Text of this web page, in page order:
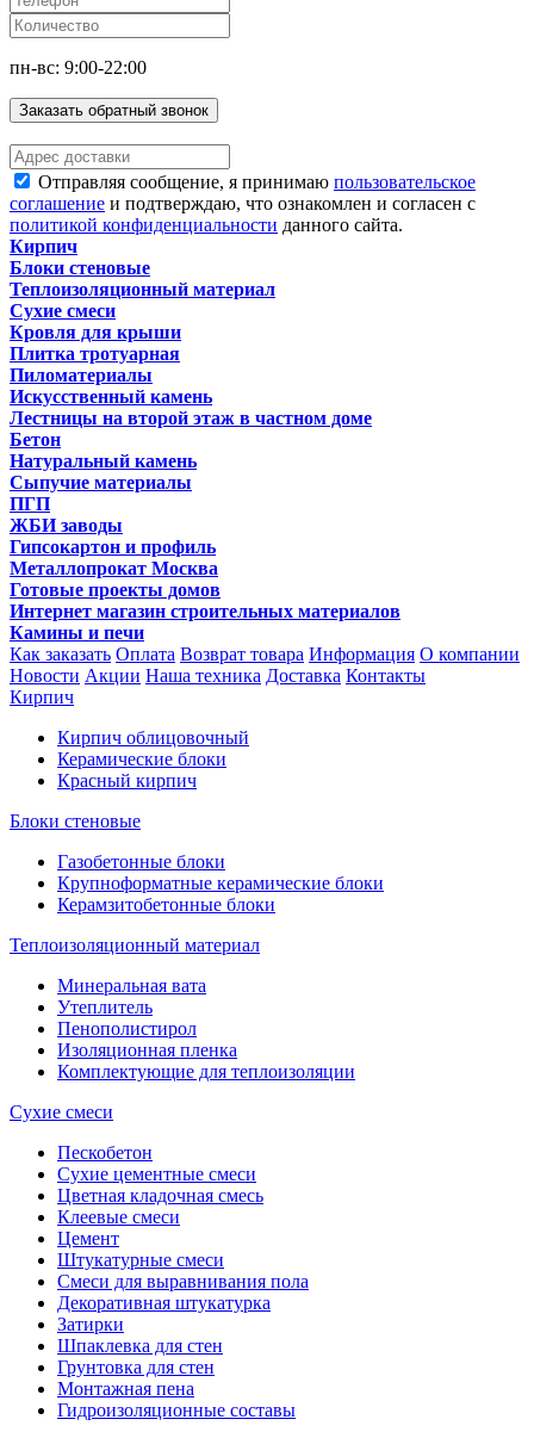
пн-вс: 9:00-22:00
Заказать обратный звонок
Отправляя сообщение, я принимаю пользовательское
соглашение и подтверждаю, что ознакомлен и согласен с
политикой конфиденциальности данного сайта.
Кирпич
Блоки стеновые
Теплоизоляционный материал
Сухие смеси
Кровля для крыши
Плитка тротуарная
Пиломатериалы
Искусственный камень
Лестницы на второй этаж в частном доме
Бетон
Натуральный камень
Сыпучие материалы
ПГП
ЖБИ заводы
Гипсокартон и профиль
Металлопрокат Москва
Готовые проекты домов
Интернет магазин строительных материалов
Камины и печи
Как заказать Оплата Возврат товара Информация О компании
Новости Акции Наша техника Доставка Контакты
Кирпич
Кирпич облицовочный
Керамические блоки
Красный кирпич
Блоки стеновые
Газобетонные блоки
Крупноформатные керамические блоки
Керамзитобетонные блоки
Теплоизоляционный материал
Минеральная вата
Утеплитель
Пенополистирол
Изоляционная пленка
Комплектующие для теплоизоляции
Сухие смеси
Пескобетон
Сухие цементные смеси
Цветная кладочная смесь
Клеевые смеси
Цемент
Штукатурные смеси
Смеси для выравнивания пола
Декоративная штукатурка
Затирки
Шпаклевка для стен
Грунтовка для стен
Монтажная пена
Гидроизоляционные составы